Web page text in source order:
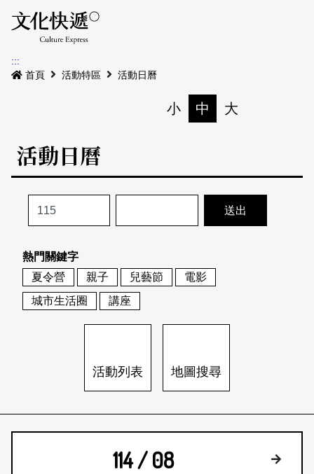
最新公告
本期專題
歷史專題
活動特區
活動列表
地圖搜尋
關於我們
關於我們
刊物索取地點
會員基本資料
刊登活動
網站導覽 English
日本語 登入/註冊
:::
首頁
活動特區 活動日曆
小 中 大
活動日曆
熱門關鍵字
夏令營
親子 兒藝節
電影
城市生活圈
講座
活動列表 地圖搜尋
114 / 08 下個月